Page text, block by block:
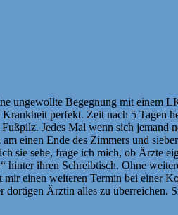
ungewollte Begegnung mit
perfekt. Zeit nach 5 Tagen
Jedes Mal wenn sich jemand
einen Ende des Zimmers und
sie sehe, frage ich mich, ob Ärzte
ihren Schreibtisch. Ohne
einen weiteren Termin bei einer
Ärztin alles zu überreichen.